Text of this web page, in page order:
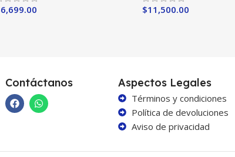
6,699.00 $11,500.00
Contáctanos Aspectos Legales
Términos y condiciones
Política de devoluciones
Aviso de privacidad